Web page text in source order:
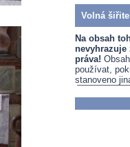
Volná
Na obsah
nevyhrazuje
práva!
používat,
stanoveno